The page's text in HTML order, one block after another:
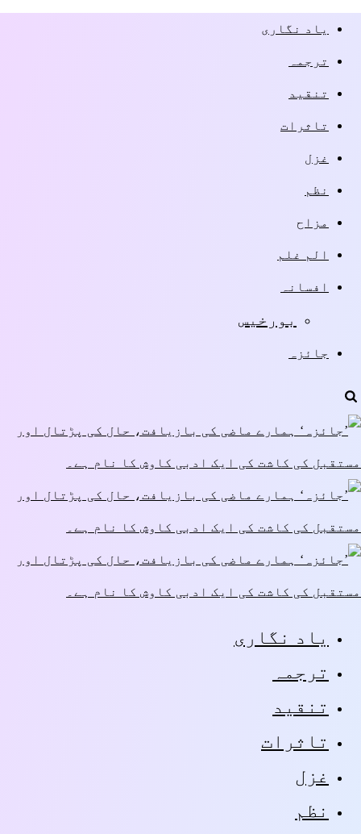
یاد نگاری
ترجمہ
تنقید
تاثرات
غزل
نظم
مزاح
الم غلم
افسانہ
بورخیس
جائزہ
یاد نگاری
ترجمہ
تنقید
تاثرات
غزل
نظم